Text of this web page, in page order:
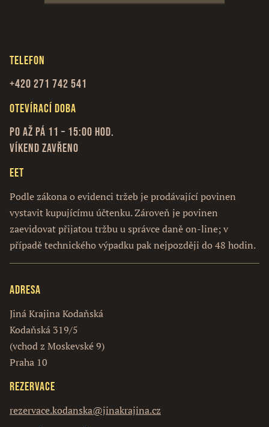
Telefon
+420 271 742 541
Otevírací doba
Po až Pá 11 – 15:00 hod.
Víkend zavřeno
EET
Podle zákona o evidenci tržeb je prodávající povinen
vystavit kupujícímu účtenku. Zároveň je povinen
zaevidovat přijatou tržbu u správce daně on-line; v
případě technického výpadku pak nejpozději do 48 hodin.
Adresa
Jiná Krajina Kodaňská
Kodaňská 319/5
(vchod z Moskevské 9)
Praha 10
Rezervace
rezervace.kodanska@jinakrajina.cz